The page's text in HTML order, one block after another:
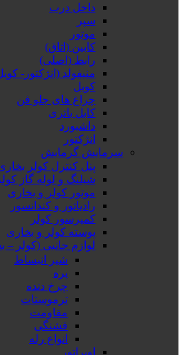
داخل درب
سپر
موتور
کابین (اتاق)
رابط (اصلی)
منیفولد (انژکتور-
کویل
چراغ های جلو فن
کابل باتری
داشبورد
انژکتور
سرمایش گرمایش
پنل کنترل کولر
شیلنگ و لوله گاز کولر
موتور کولر و بخاری
رادیاتور و کندانسور
کمپرسور کولر
پوسته کولر و بخاری
لوازم جانبی (کولر –
شیر انبساط
پره
چرخ دنده
ترموستات
مقاومت
فشنگی
انواع رله
اوپراتور